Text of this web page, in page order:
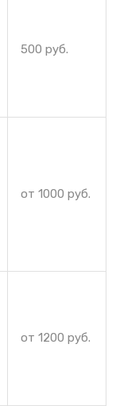
500 руб.
от 1000 руб.
от 1200 руб.